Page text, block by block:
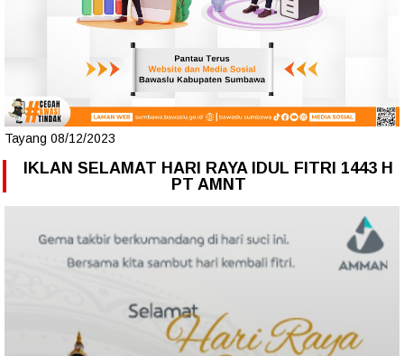
Tayang 08/12/2023
IKLAN SELAMAT HARI RAYA IDUL FITRI 1443 H
PT AMNT